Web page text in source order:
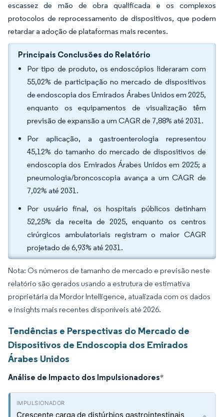
escassez de mão de obra qualificada e os complexos
protocolos de reprocessamento de dispositivos, que podem
retardar a adoção de plataformas mais recentes.
Principais Conclusões do Relatório
Por tipo de produto, os endoscópios lideraram com
55,02% de participação no mercado de dispositivos
de endoscopia dos Emirados Árabes Unidos em 2025,
enquanto os equipamentos de visualização têm
previsão de expansão a um CAGR de 7,88% até 2031.
Por aplicação, a gastroenterologia representou
45,12% do tamanho do mercado de dispositivos de
endoscopia dos Emirados Árabes Unidos em 2025; a
pneumologia/broncoscopia avança a um CAGR de
7,02% até 2031.
Por usuário final, os hospitais públicos detinham
52,25% da receita de 2025, enquanto os centros
cirúrgicos ambulatoriais registram o maior CAGR
projetado de 6,93% até 2031.
Nota: Os números de tamanho de mercado e previsão neste
relatório são gerados usando a estrutura de estimativa
proprietária da Mordor Intelligence, atualizada com os dados
e insights mais recentes disponíveis até 2026.
Tendências e Perspectivas do Mercado de
Dispositivos de Endoscopia dos Emirados
Árabes Unidos
Análise de Impacto dos Impulsionadores*
Crescente carga de distúrbios gastrointestinais